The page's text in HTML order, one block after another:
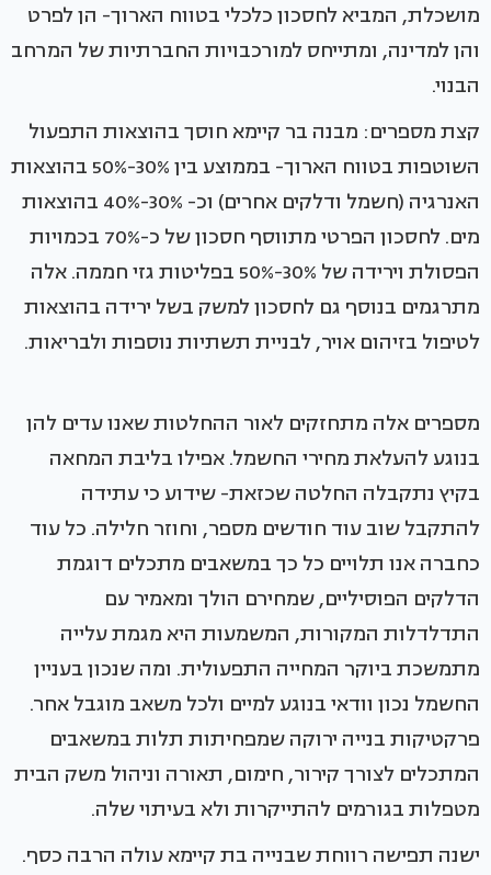
מושכלת, המביא לחסכון כלכלי בטווח הארוך- הן לפרט
והן למדינה, ומתייחס למורכבויות החברתיות של המרחב
הבנוי.
קצת מספרים: מבנה בר קיימא חוסך בהוצאות התפעול
השוטפות בטווח הארוך- בממוצע בין 30%-50% בהוצאות
האנרגיה (חשמל ודלקים אחרים) וכ- 30%-40% בהוצאות
מים. לחסכון הפרטי מתווסף חסכון של כ-70% בכמויות
הפסולת וירידה של 30%-50% בפליטות גזי חממה. אלה
מתרגמים בנוסף גם לחסכון למשק בשל ירידה בהוצאות
לטיפול בזיהום אויר, לבניית תשתיות נוספות ולבריאות.
מספרים אלה מתחזקים לאור ההחלטות שאנו עדים להן
בנוגע להעלאת מחירי החשמל. אפילו בליבת המחאה
בקיץ נתקבלה החלטה שכזאת- שידוע כי עתידה
להתקבל שוב עוד חודשים מספר, וחוזר חלילה. כל עוד
כחברה אנו תלויים כל כך במשאבים מתכלים דוגמת
הדלקים הפוסיליים, שמחירם הולך ומאמיר עם
התדלדלות המקורות, המשמעות היא מגמת עלייה
מתמשכת ביוקר המחייה התפעולית. ומה שנכון בעניין
החשמל נכון וודאי בנוגע למיים ולכל משאב מוגבל אחר.
פרקטיקות בנייה ירוקה שמפחיתות תלות במשאבים
המתכלים לצורך קירור, חימום, תאורה וניהול משק הבית
מטפלות בגורמים להתייקרות ולא בעיתוי שלה.
ישנה תפישה רווחת שבנייה בת קיימא עולה הרבה כסף.